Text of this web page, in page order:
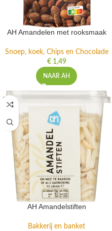
AH Amandelen met rooksmaak
Snoep, koek, Chips en Chocolade
€1,49
NAAR AH
AH Amandelstiften
Bakkerij en banket